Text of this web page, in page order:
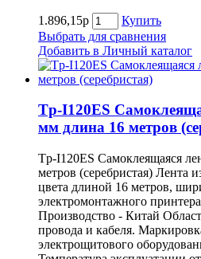
1.896,15р
Купить
Выбрать для сравнения
Добавить в Личный каталог
Tp-I120ES
мм длина 16 метров
Tp-I120ES Самоклеящаяся
метров (серебристая) Лента
цвета длиной 16 метров,
электромонтажного
Производство - Китай
провода и кабеля.
электрощитового